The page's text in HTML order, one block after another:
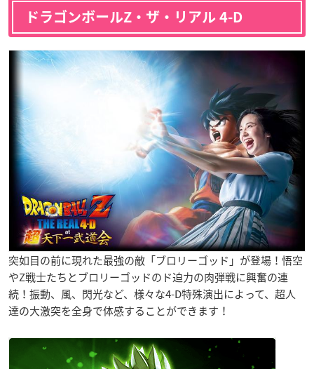
ドラゴンボールZ・ザ・リアル 4-D
突如目の前に現れた最強の敵「ブロリーゴッド」が登場！悟空
やZ戦士たちとブロリーゴッドのド迫力の肉弾戦に興奮の連
続！振動、風、閃光など、様々な4-D特殊演出によって、超人
達の大激突を全身で体感することができます！